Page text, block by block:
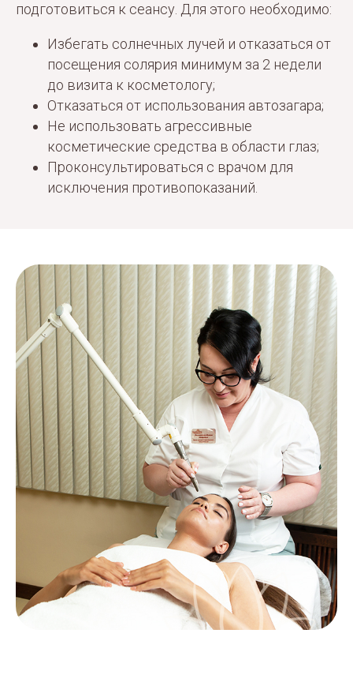
подготовиться к сеансу. Для этого необходимо:
Избегать солнечных лучей и отказаться от
посещения солярия минимум за 2 недели
до визита к косметологу;
Отказаться от использования автозагара;
Не использовать агрессивные
косметические средства в области глаз;
Проконсультироваться с врачом для
исключения противопоказаний.